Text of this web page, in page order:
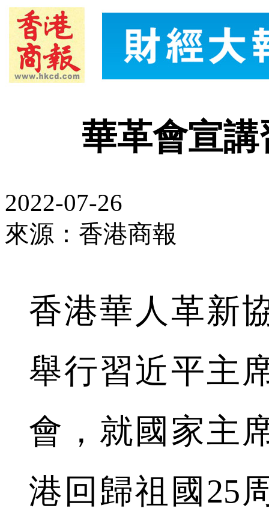
華革會宣
2022-07-26
來源：香港商報
香港華人革新
舉行習近平主
會，就國家主
港回歸祖國25